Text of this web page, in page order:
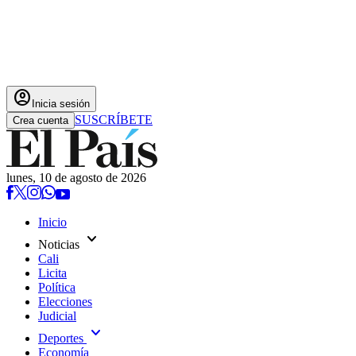
account_circle Inicia sesión
Crea cuenta SUSCRÍBETE
lunes, 10 de agosto de 2026
Inicio
Noticias expand_more
Cali
Licita
Política
Elecciones
Judicial
Deportes expand_more
Economía